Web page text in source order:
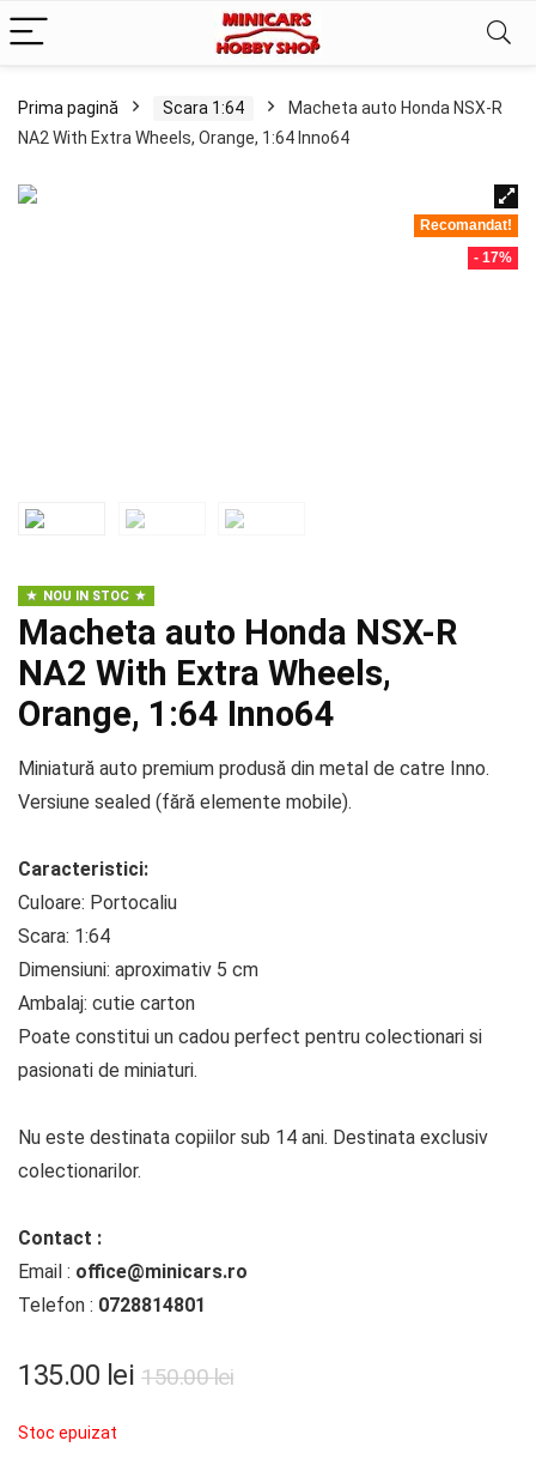
Prima pagină Scara 1:64
Macheta auto Honda NSX-R
NA2 With Extra Wheels, Orange, 1:64 Inno64
Recomandat!
- 17%
NOU IN STOC
Macheta auto Honda NSX-R
NA2 With Extra Wheels,
Orange, 1:64 Inno64
Miniatură auto premium produsă din metal de catre Inno.
Versiune sealed (fără elemente mobile).
Caracteristici:
Culoare: Portocaliu
Scara: 1:64
Dimensiuni: aproximativ 5 cm
Ambalaj: cutie carton
Poate constitui un cadou perfect pentru colectionari si
pasionati de miniaturi.
Nu este destinata copiilor sub 14 ani. Destinata exclusiv
colectionarilor.
Contact :
Email : office@minicars.ro
Telefon : 0728814801
150.00lei
135.00 lei
Stoc epuizat